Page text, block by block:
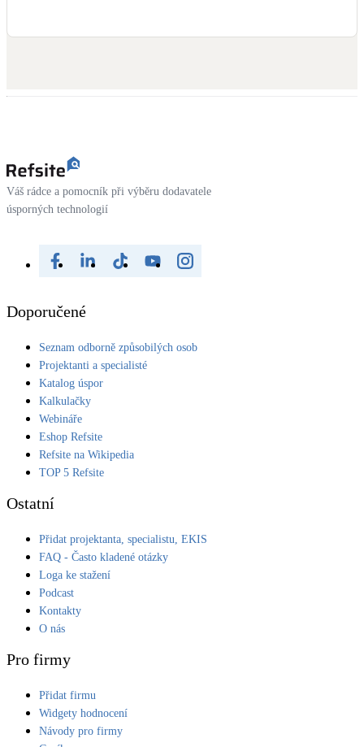
Váš rádce a pomocník při výběru dodavatele
úsporných technologií
Doporučené
Seznam odborně způsobilých osob
Projektanti a specialisté
Katalog úspor
Kalkulačky
Webináře
Eshop Refsite
Refsite na Wikipedia
TOP 5 Refsite
Ostatní
Přidat projektanta, specialistu, EKIS
FAQ - Často kladené otázky
Loga ke stažení
Podcast
Kontakty
O nás
Pro firmy
Přidat firmu
Widgety hodnocení
Návody pro firmy